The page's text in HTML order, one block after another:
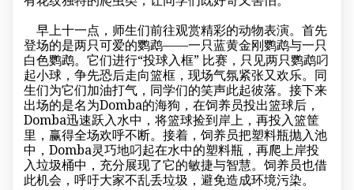
早上十一点，师生们前往观赏精彩的动物表演。首先
登场的是两只可爱的鹦鹉——一只蓝黄金刚鹦鹉与一只
白色鹦鹉。它们进行“投球入框” 比赛，只见两只鹦鹉叼
起小球，争先恐后走向篮框，现场气氛紧张又欢乐。同
生们为它们加油打气，同学们的笑声此起彼落。接下来
出场的是名为Domba的海狗，在饲养员投出篮球后，
Domba迅速跃入水中，将篮球捡到岸上，再投入篮筐
里，赢得全场欢呼不断。接着，饲养员把塑料瓶抛入池
中，Domba灵巧地叼起在水中的塑料瓶，再爬上岸投
入垃圾桶中，充分展现了它的敏捷与智慧。饲养员也借
此机会，呼吁大家不乱丢垃圾，避免造成环境污染。